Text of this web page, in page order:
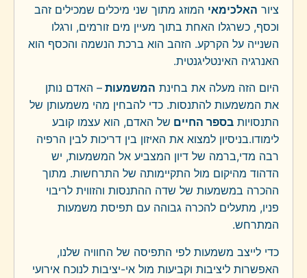
ציור האלכימאי המוזג מתוך שני מיכלים שמכילים זהב
וכסף, כשרגלו האחת בתוך מעיין מים זורמים, ורגלו
השנייה על הקרקע. הזהב הוא ברכת הנשמה והכסף הוא
האנרגיה האינטליגנטית.
היום הזה מעלה את בחינת המשמעות – האדם נותן
את המשמעות להתנסות. כדי להבחין מהי משמעותן של
התנסויות בספר החיים של האדם, הוא עצמו קובע
לימודו.בניסיון למצוא את האיזון בין דריכות לבין הרפיה
רבה מדי,ברמה של דיון המצביע אל המשמעות, יש
הדהוד מהיקום מול התקיימותה של התרחשות. מתוך
ההכרה במשמעות של שדה ההתנסות והזווית לריבוי
פניו, מתעלים להכרה גבוהה עם תפיסת משמעות
המתרחש.
כדי לייצב משמעות לפי התפיסה של החוויה שלנו,
האפשרות ליציבות וקביעות מול אי-יציבות לנוכח אירועי